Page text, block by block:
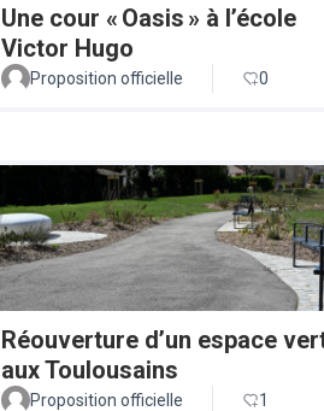
Une cour « Oasis » à l’école
Victor Hugo
Proposition officielle 0
Réouverture d’un espace
aux Toulousains
Proposition officielle 1